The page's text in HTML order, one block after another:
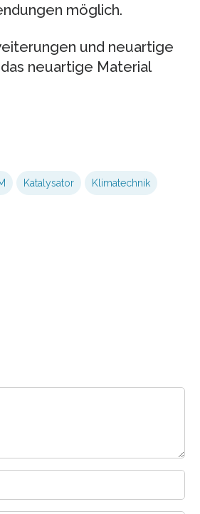
möglich.
und neuartige
neuartige Material
Katalysator Klimatechnik